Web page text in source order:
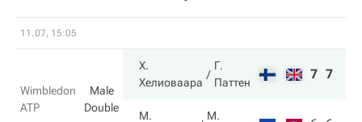
11.07, 15:05
Wimbledon
ATP
Male
Double
Х.
Хелиоваара
Г.
Паттен
7 7
М.
М.